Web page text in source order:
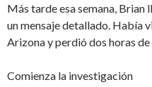
Más tarde esa semana, Brian
un mensaje detallado. Había
Arizona y perdió dos horas
Comienza la investigación